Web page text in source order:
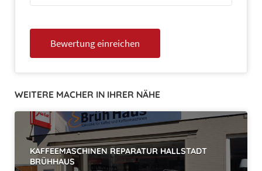
WEITERE MACHER IN IHRER NÄHE
KAFFEEMASCHINEN REPARATUR HALLSTADT
BRÜHHAUS